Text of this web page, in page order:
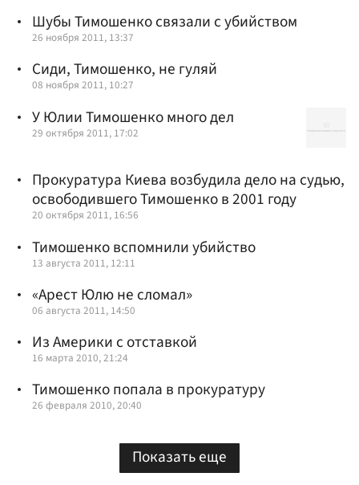
Шубы Тимошенко связали с убийством
26 ноября 2011, 13:37
Сиди, Тимошенко, не гуляй
08 ноября 2011, 10:27
У Юлии Тимошенко много дел
29 октября 2011, 17:02
Прокуратура Киева возбудила дело на судью,
освободившего Тимошенко в 2001 году
20 октября 2011, 16:56
Тимошенко вспомнили убийство
13 августа 2011, 12:11
«Арест Юлю не сломал»
06 августа 2011, 14:50
Из Америки с отставкой
16 марта 2010, 21:24
Тимошенко попала в прокуратуру
26 февраля 2010, 20:40
Показать еще